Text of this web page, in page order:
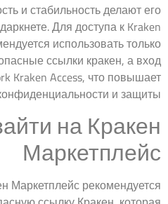
и стабильность делают его
Для доступа к Kraken
использовать только
ссылки кракен, а вход
Kraken Access, что повышает
и защиты.
на Кракен
Маркетплейс
Маркетплейс рекомендуется